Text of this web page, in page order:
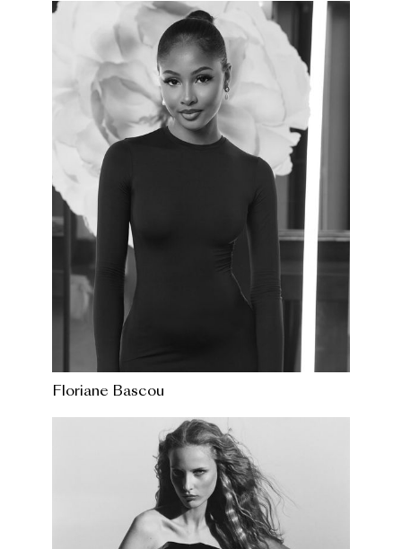
Floriane Bascou